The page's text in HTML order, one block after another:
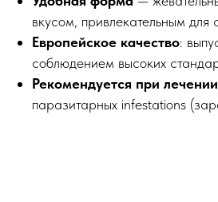
вкусом, привлекательным для
Европейское качество:
соблюдением высоких
Рекомендуется при
паразитарных infestations